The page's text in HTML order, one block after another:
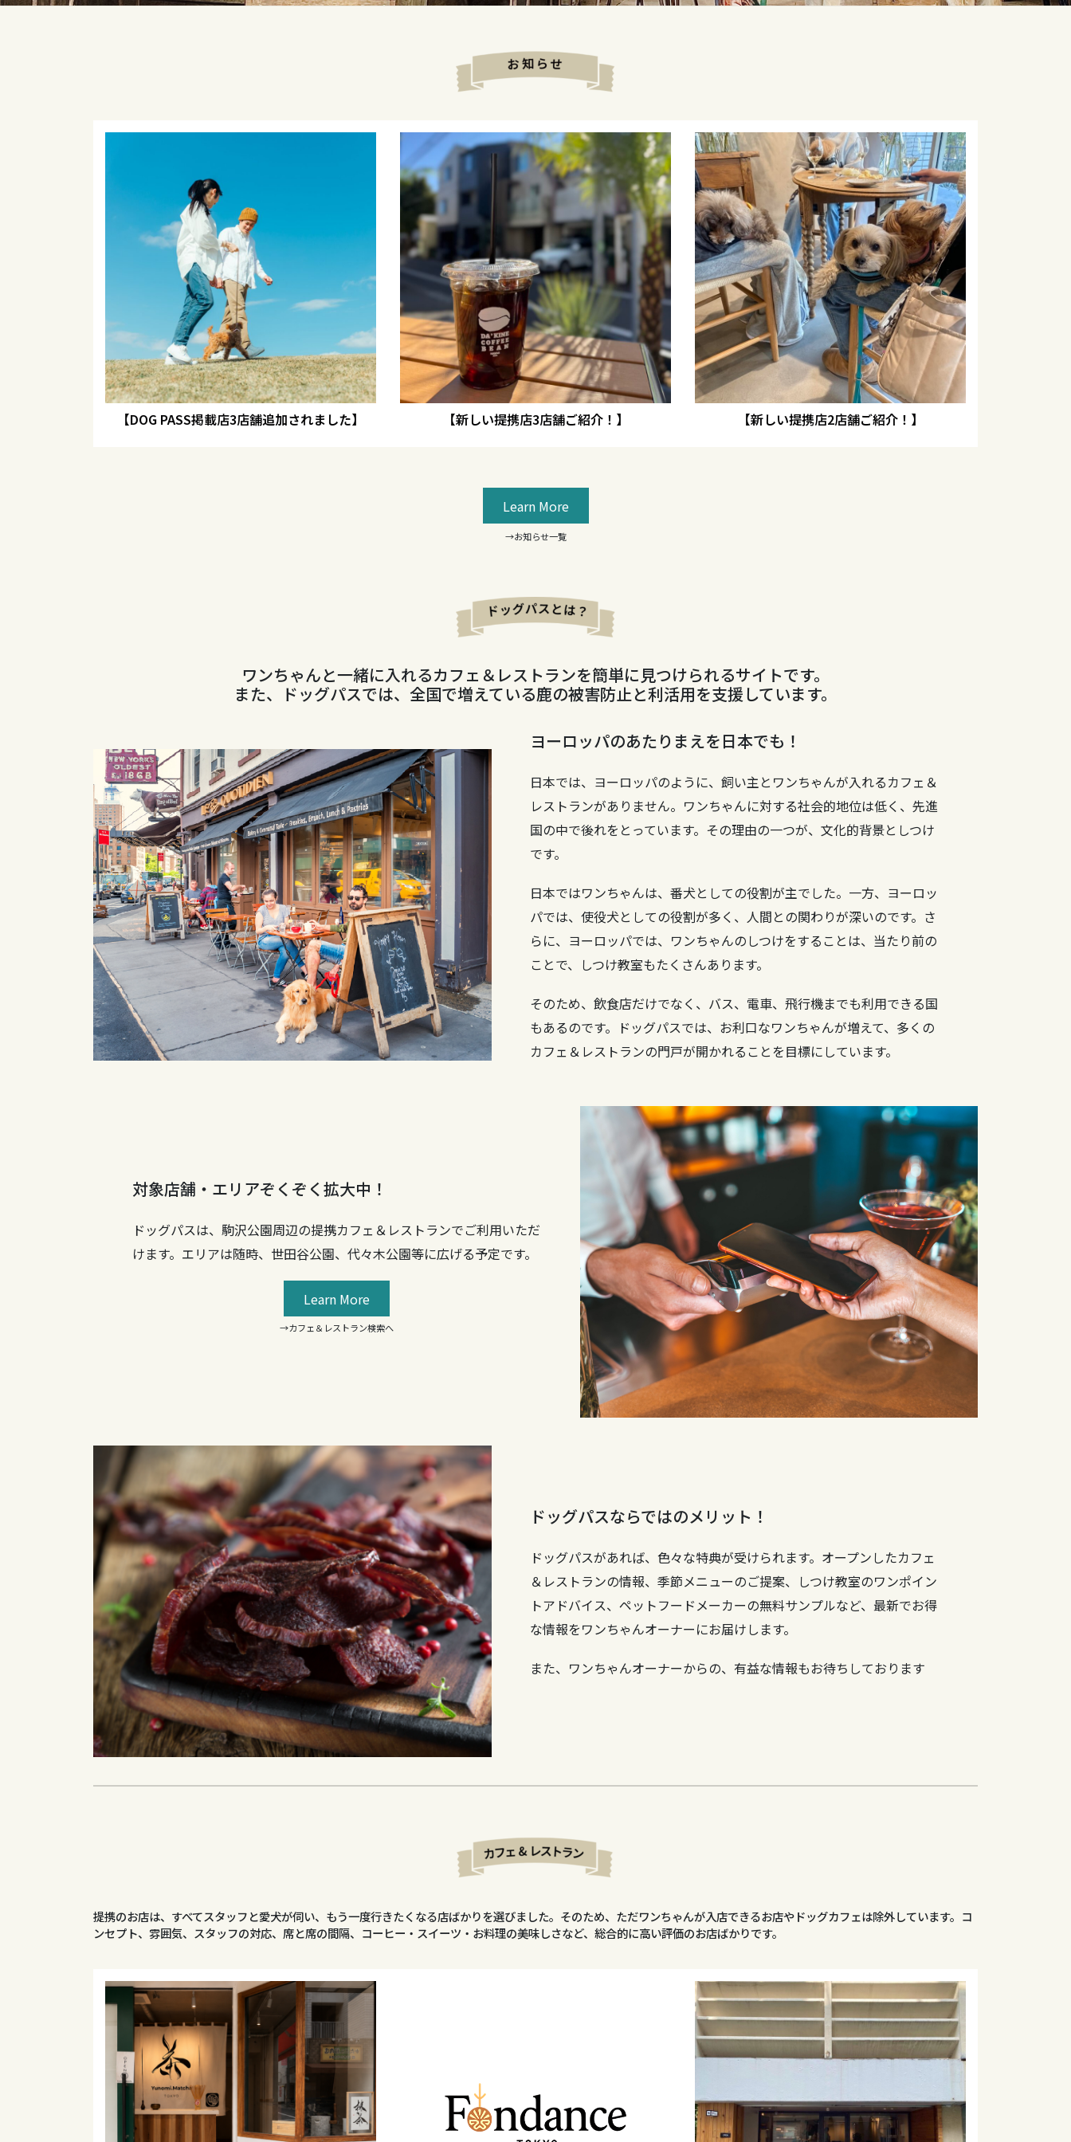
【DOG PASS掲載店3店舗追加されました】 【新しい提携店3店舗ご紹介！】 【新しい提携店2店舗ご紹介！】
Learn More
→お知らせ一覧
ワンちゃんと一緒に入れるカフェ＆レストランを簡単に見つけられるサイトです。
また、ドッグパスでは、全国で増えている鹿の被害防止と利活用を支援しています。
ヨーロッパのあたりまえを日本でも！
日本では、ヨーロッパのように、飼い主とワンちゃんが入れるカフェ＆
レストランがありません。ワンちゃんに対する社会的地位は低く、先進
国の中で後れをとっています。その理由の一つが、文化的背景としつけ
です。
日本ではワンちゃんは、番犬としての役割が主でした。一方、ヨーロッ
パでは、使役犬としての役割が多く、人間との関わりが深いのです。さ
らに、ヨーロッパでは、ワンちゃんのしつけをすることは、当たり前の
ことで、しつけ教室もたくさんあります。
そのため、飲食店だけでなく、バス、電車、飛行機までも利用できる国
もあるのです。ドッグパスでは、お利口なワンちゃんが増えて、多くの
カフェ＆レストランの門戸が開かれることを目標にしています。
対象店舗・エリアぞくぞく拡大中！
ドッグパスは、駒沢公園周辺の提携カフェ＆レストランでご利用いただ
けます。エリアは随時、世田谷公園、代々木公園等に広げる予定です。
Learn More
→カフェ＆レストラン検索へ
ドッグパスならではのメリット！
ドッグパスがあれば、色々な特典が受けられます。オープンしたカフェ
＆レストランの情報、季節メニューのご提案、しつけ教室のワンポイン
トアドバイス、ペットフードメーカーの無料サンプルなど、最新でお得
な情報をワンちゃんオーナーにお届けします。
また、ワンちゃんオーナーからの、有益な情報もお待ちしております
提携のお店は、すべてスタッフと愛犬が伺い、もう一度行きたくなる店ばかりを選びました。そのため、ただワンちゃんが入店できるお店やドッグカフェは除外しています。コ
ンセプト、雰囲気、スタッフの対応、席と席の間隔、コーヒー・スイーツ・お料理の美味しさなど、総合的に高い評価のお店ばかりです。